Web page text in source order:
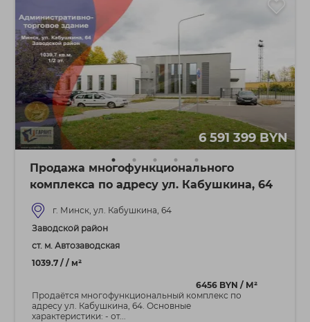
6 591 399 BYN
Продажа многофункционального
комплекса по адресу ул. Кабушкина, 64
г. Минск, ул. Кабушкина, 64
Заводской район
ст. м. Автозаводская
1039.7 / / м²
6456 BYN / М²
Продаётся многофункциональный комплекс по
адресу ул. Кабушкина, 64. Основные
характеристики: - от...